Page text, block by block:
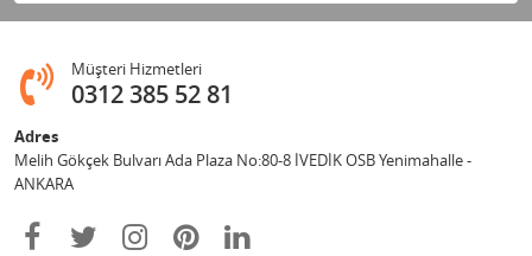
Müşteri Hizmetleri
0312 385 52 81
Adres
Melih Gökçek Bulvarı Ada Plaza No:80-8 İVEDİK OSB Yenimahalle -
ANKARA